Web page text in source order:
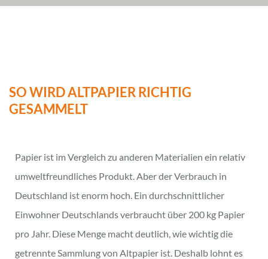
SO WIRD ALTPAPIER RICHTIG
GESAMMELT
Papier ist im Vergleich zu anderen Materialien ein relativ
umweltfreundliches Produkt. Aber der Verbrauch in
Deutschland ist enorm hoch. Ein durchschnittlicher
Einwohner Deutschlands verbraucht über 200 kg Papier
pro Jahr. Diese Menge macht deutlich, wie wichtig die
getrennte Sammlung von Altpapier ist. Deshalb lohnt es